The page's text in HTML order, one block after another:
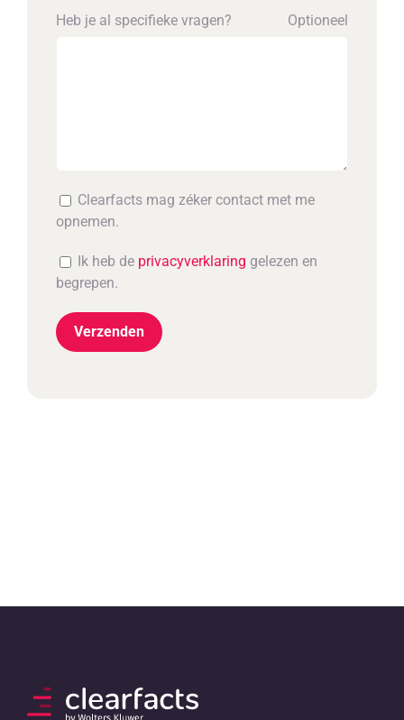
Heb je al specifieke vragen? Optioneel
Clearfacts mag zéker contact met me
opnemen.
Ik heb de privacyverklaring gelezen en
begrepen.